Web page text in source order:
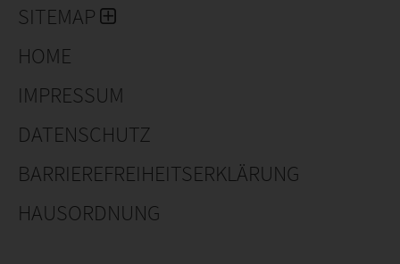
SITEMAP
HOME
IMPRESSUM
DATENSCHUTZ
BARRIEREFREIHEITSERKLÄRUNG
HAUSORDNUNG